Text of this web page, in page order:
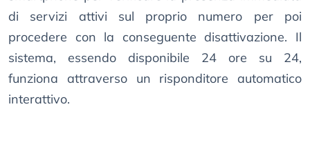
di servizi attivi sul proprio numero per poi
procedere con la conseguente disattivazione. Il
sistema, essendo disponibile 24 ore su 24,
funziona attraverso un risponditore automatico
interattivo.